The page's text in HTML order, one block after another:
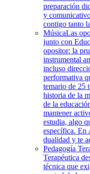
preparación
y
contigo tanto
MúsicaLas
junto con
opositor: la
instrumental
incluso
performativa
temario de 25
historia de la
de la
mantener
estudia, algo
específica. En
dualidad y te
Pedagogía
Terapéutica
técnica que